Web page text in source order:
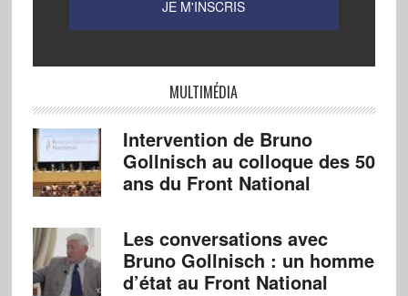
MULTIMÉDIA
Intervention de Bruno
Gollnisch au colloque des 50
ans du Front National
Les conversations avec
Bruno Gollnisch : un homme
d’état au Front National